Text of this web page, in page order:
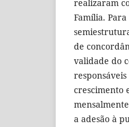
realizaram
Família.
de
validade do
crescimento
a adesão à